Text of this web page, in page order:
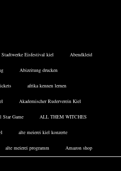
Stadtwerke Eisfestival kiel Abendkleid
Abizeitung drucken
afrika kennen lernen
Akademischer Ruderverein Kiel
Star Game ALL THEM WITCHES
alte meierei kiel konzerte
alte meierei programm Amazon shop